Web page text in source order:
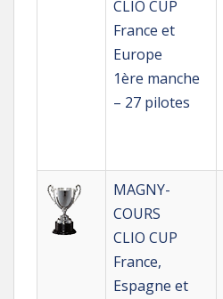
CLIO CUP
France et
Europe
1ère manche
– 27 pilotes
MAGNY-
COURS
CLIO CUP
France,
Espagne et